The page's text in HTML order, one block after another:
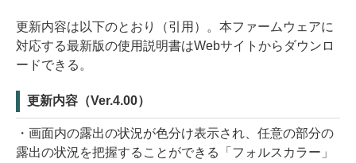
更新内容は以下のとおり（引用）。本ファームウェアに
対応する最新版の使用説明書はWebサイトからダウンロ
ードできる。
更新内容（Ver.4.00）
・画面内の露出の状況が色分け表示され、任意の部分の
露出の状況を把握することができる「フォルスカラー」